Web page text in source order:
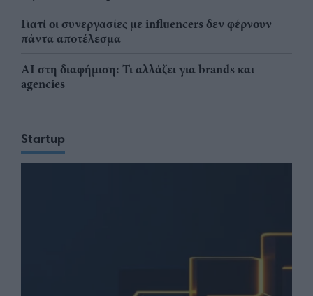
Γιατί οι συνεργασίες με influencers δεν φέρνουν
πάντα αποτέλεσμα
AI στη διαφήμιση: Τι αλλάζει για brands και
agencies
Startup